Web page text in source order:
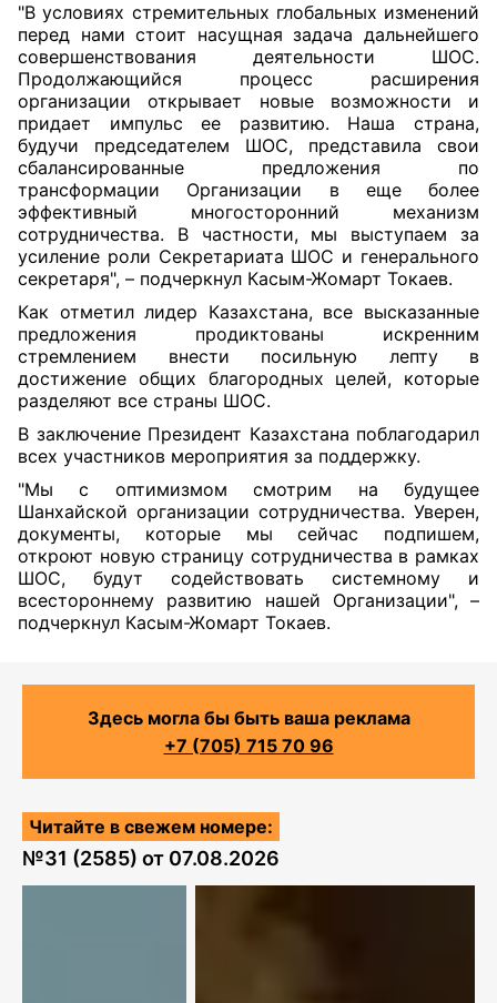
"В условиях стремительных глобальных изменений
перед нами стоит насущная задача дальнейшего
совершенствования деятельности ШОС.
Продолжающийся процесс расширения
организации открывает новые возможности и
придает импульс ее развитию. Наша страна,
будучи председателем ШОС, представила свои
сбалансированные предложения по
трансформации Организации в еще более
эффективный многосторонний механизм
сотрудничества. В частности, мы выступаем за
усиление роли Секретариата ШОС и генерального
секретаря", – подчеркнул Касым-Жомарт Токаев.
Как отметил лидер Казахстана, все высказанные
предложения продиктованы искренним
стремлением внести посильную лепту в
достижение общих благородных целей, которые
разделяют все страны ШОС.
В заключениеПрезидент Казахстана поблагодарил
всех участников мероприятия за поддержку.
"Мы с оптимизмом смотрим на будущее
Шанхайской организации сотрудничества. Уверен,
документы, которые мы сейчас подпишем,
откроют новую страницу сотрудничества в рамках
ШОС, будут содействовать системному и
всестороннему развитию нашей Организации", –
подчеркнул Касым-Жомарт Токаев.
Здесь могла бы быть ваша реклама
+7 (705) 715 70 96
Читайте в свежем номере:
№31 (2585) от 07.08.2026